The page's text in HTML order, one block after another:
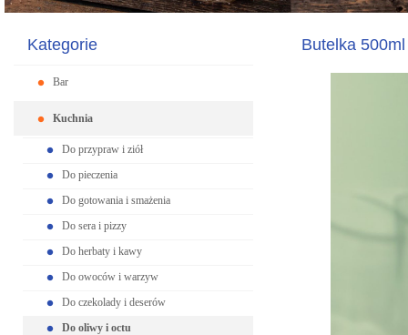
Kategorie
Bar
Kuchnia
Do przypraw i ziół
Do pieczenia
Do gotowania i smażenia
Do sera i pizzy
Do herbaty i kawy
Do owoców i warzyw
Do czekolady i deserów
Do oliwy i octu
Butelka